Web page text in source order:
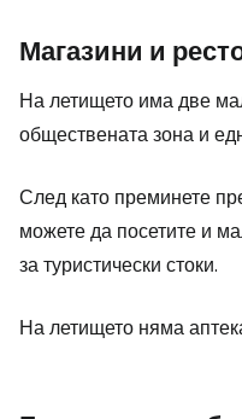
Магазини и
На летището има две
обществената зона и
След като преминете
можете да посетите и
за туристически стоки.
На летището няма